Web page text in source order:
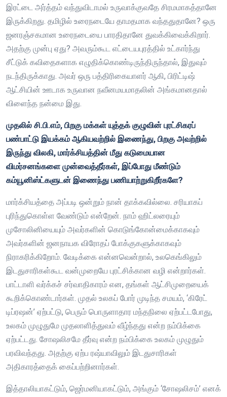
இரட்டை அர்த்தம் வந்துவிடாமல் உருவாக்குவதே சிரமமாகத்தானே
இருக்கிறது. தமிழில் உரைநடையே தாமதமாக வந்ததுதானே? ஒரு
ஜனரஞ்சகமான உரைநடையை பாரதிதானே துவக்கிவைக்கிறார்.
அதற்கு முன்பு ஏது? அவரும்கூட எட்டையபுரத்தில் உட்கார்ந்து
சீட்டுக் கவிதைகளாக எழுதிக்கொண்டிருந்திருந்தால், இதுவும்
நடந்திருக்காது. அவர் ஒரு பத்திரிகையாளர் ஆகி, பிரிட்டிஷ்
ஆட்சியின் ஊடாக உருவான நவீனமயமாதலின் அங்கமானதால்
விளைந்த நன்மை இது.
முதலில் சி.பி.எம், பிறகு மக்கள் யுத்தக் குழுவின் புரட்சிகரப்
பண்பாட்டு இயக்கம் ஆகியவற்றில் இணைந்து, பிறகு அவற்றில்
இருந்து விலகி, மார்க்சியத்தின் மீது கடுமையான
விமர்சனங்களை முன்வைத்தீர்கள், இப்போது மீண்டும்
கம்யூனிஸ்ட்களுடன் இணைந்து பணியாற்றுகிறீர்களே?
மார்க்சியத்தை அப்படி ஒன்றும் நான் தாக்கவில்லை. சரியாகப்
புரிந்துகொள்ள வேண்டும் என்றேன். நாம் ஹிட்லரையும்
முசோலினியையும் அவர்களின் கொடுங்கோன்மைக்காகவும்
அவர்களின் ஜனநாயக விரோதப் போக்குகளுக்காகவும்
நிராகரிக்கிறோம். வேடிக்கை என்னவென்றால், உலகெங்கிலும்
இடதுசாரிகள்கூட வன்முறையே புரட்சிக்கான வழி என்றார்கள்.
பாட்டாளி வர்க்கச் சர்வாதிகாரம் என, தங்கள் ஆட்சிமுறையைக்
கூறிக்கொண்டார்கள். முதல் உலகப் போர் முடிந்த சமயம், ‘கிரேட்
டிப்ரஷன்’ ஏற்பட்டு, பெரும் பொருளாதார மந்தநிலை ஏற்பட்டபோது,
உலகம் முழுதுமே முதலாளித்துவம் வீழ்ந்தது என்ற நம்பிக்கை
ஏற்பட்டது. சோஷலிசமே தீர்வு என்ற நம்பிக்கை உலகம் முழுதும்
பரவிவந்தது. அதற்கு ஏற்ப ரஷ்யாவிலும் இடதுசாரிகள்
அதிகாரத்தைக் கைப்பற்றினார்கள்.
இத்தாலியாகட்டும், ஜெர்மனியாகட்டும், அங்கும் ‘சோஷலிசம்’ எனக்